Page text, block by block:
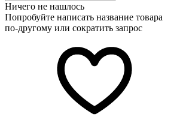
Ничего не нашлось
Попробуйте написать название товара
по-другому или сократить запрос